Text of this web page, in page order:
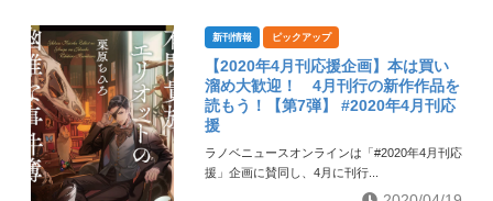
新刊情報 ピックアップ
【2020年4月刊応援企画】本は買い
溜め大歓迎！ 4月刊行の新作作品を
読もう！【第7弾】 #2020年4月刊応
援
ラノベニュースオンラインは「#2020年4月刊応
援」企画に賛同し、4月に刊行...